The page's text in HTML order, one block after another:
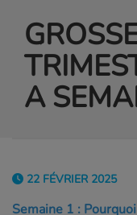
A
22 FÉVRIER 2025
Semaine 1 :